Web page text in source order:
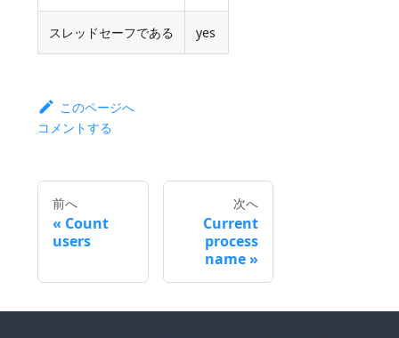
スレッドセーフである yes
このページへ
コメントする
前へ
Count
users
次へ
Current
process
name